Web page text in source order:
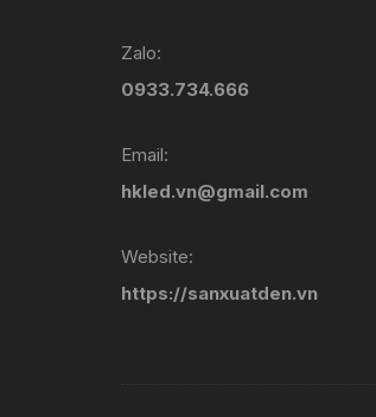
Zalo:
0933.734.666
Email:
hkled.vn@gmail.com
Website:
https://sanxuatden.vn